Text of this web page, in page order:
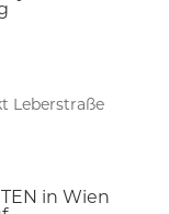
Leberstraße
in Wien